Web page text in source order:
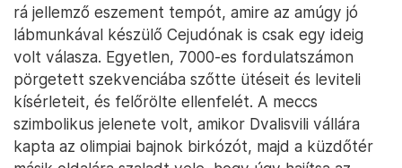
rá jellemző eszement tempót, amire az amúgy jó
lábmunkával készülő Cejudónak is csak egy ideig
volt válasza. Egyetlen, 7000-es fordulatszámon
pörgetett szekvenciába szőtte ütéseit és leviteli
kísérleteit, és felőrölte ellenfelét. A meccs
szimbolikus jelenete volt, amikor Dvalisvili vállára
kapta az olimpiai bajnok birkózót, majd a küzdőtér